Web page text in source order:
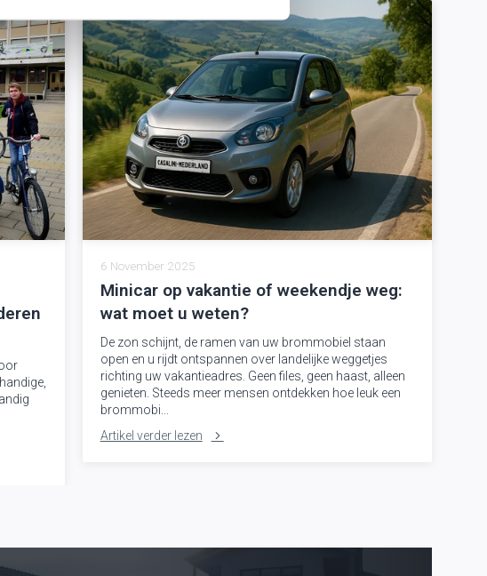
6 November 2025
Minicar op vakantie of weekendje weg:
wat moet u weten?
De zon schijnt, de ramen van uw brommobiel staan
open en u rijdt ontspannen over landelijke weggetjes
richting uw vakantieadres. Geen files, geen haast, alleen
genieten. Steeds meer mensen ontdekken hoe leuk een
brommobi...
Artikel verder lezen